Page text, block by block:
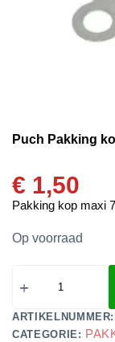
Puch Pakking
€ 1,50
Pakking kop maxi
Op voorraad
ARTIKELNUMMER:
CATEGORIE: